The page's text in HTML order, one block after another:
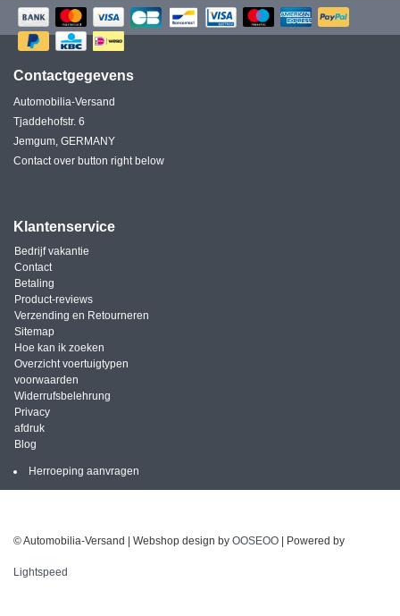
Contactgegevens
Automobilia-Versand
Tjaddehofstr. 6
Jemgum, GERMANY
Contact over button right below
Klantenservice
Bedrijf vakantie
Contact
Betaling
Product-reviews
Verzending en Retourneren
Sitemap
Hoe kan ik zoeken
Overzicht voertuigtypen
voorwaarden
Widerrufsbelehrung
Privacy
afdruk
Blog
Herroeping aanvragen
© Automobilia-Versand | Webshop design by OOSEOO | Powered by
Lightspeed